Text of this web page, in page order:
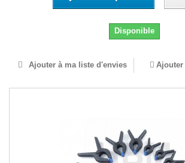
Disponible
Ajouter à ma liste d'envies Ajouter